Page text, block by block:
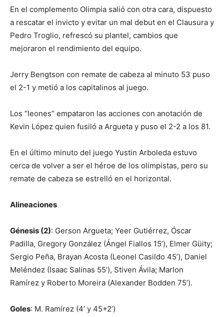
En el complemento Olimpia salió con otra cara, dispuesto
a rescatar el invicto y evitar un mal debut en el Clausura y
Pedro Troglio, refrescó su plantel, cambios que
mejoraron el rendimiento del equipo.
Jerry Bengtson con remate de cabeza al minuto 53 puso
el 2-1 y metió a los capitalinos al juego.
Los “leones” empataron las acciones con anotación de
Kevin López quien fusiló a Argueta y puso el 2-2 a los 81.
En el último minuto del juego Yustin Arboleda estuvo
cerca de volver a ser el héroe de los olimpistas, pero su
remate de cabeza se estrelló en el horizontal.
Alineaciones
Génesis (2): Gerson Argueta; Yeer Gutiérrez, Óscar
Padilla, Gregory González (Ángel Fiallos 15’), Elmer Güity;
Sergio Peña, Brayan Acosta (Leonel Casildo 45’), Daniel
Meléndez (Isaac Salinas 55’), Stiven Ávila; Marlon
Ramírez y Roberto Moreira (Alexander Bodden 75’).
Goles: M. Ramírez (4’ y 45+2’)